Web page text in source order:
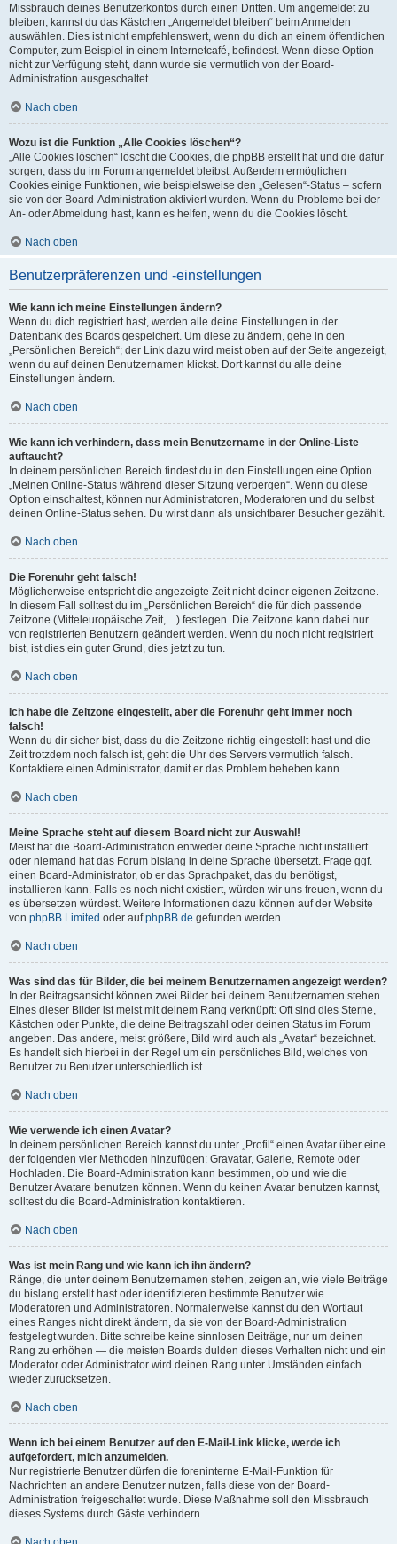
Missbrauch deines Benutzerkontos durch einen Dritten. Um angemeldet zu
bleiben, kannst du das Kästchen „Angemeldet bleiben“ beim Anmelden
auswählen. Dies ist nicht empfehlenswert, wenn du dich an einem öffentlichen
Computer, zum Beispiel in einem Internetcafé, befindest. Wenn diese Option
nicht zur Verfügung steht, dann wurde sie vermutlich von der Board-
Administration ausgeschaltet.
Nach oben
Wozu ist die Funktion „Alle Cookies löschen“?
„Alle Cookies löschen“ löscht die Cookies, die phpBB erstellt hat und die dafür
sorgen, dass du im Forum angemeldet bleibst. Außerdem ermöglichen
Cookies einige Funktionen, wie beispielsweise den „Gelesen“-Status – sofern
sie von der Board-Administration aktiviert wurden. Wenn du Probleme bei der
An- oder Abmeldung hast, kann es helfen, wenn du die Cookies löscht.
Nach oben
Benutzerpräferenzen und -einstellungen
Wie kann ich meine Einstellungen ändern?
Wenn du dich registriert hast, werden alle deine Einstellungen in der
Datenbank des Boards gespeichert. Um diese zu ändern, gehe in den
„Persönlichen Bereich“; der Link dazu wird meist oben auf der Seite angezeigt,
wenn du auf deinen Benutzernamen klickst. Dort kannst du alle deine
Einstellungen ändern.
Nach oben
Wie kann ich verhindern, dass mein Benutzername in der Online-Liste
auftaucht?
In deinem persönlichen Bereich findest du in den Einstellungen eine Option
„Meinen Online-Status während dieser Sitzung verbergen“. Wenn du diese
Option einschaltest, können nur Administratoren, Moderatoren und du selbst
deinen Online-Status sehen. Du wirst dann als unsichtbarer Besucher gezählt.
Nach oben
Die Forenuhr geht falsch!
Möglicherweise entspricht die angezeigte Zeit nicht deiner eigenen Zeitzone.
In diesem Fall solltest du im „Persönlichen Bereich“ die für dich passende
Zeitzone (Mitteleuropäische Zeit, ...) festlegen. Die Zeitzone kann dabei nur
von registrierten Benutzern geändert werden. Wenn du noch nicht registriert
bist, ist dies ein guter Grund, dies jetzt zu tun.
Nach oben
Ich habe die Zeitzone eingestellt, aber die Forenuhr geht immer noch
falsch!
Wenn du dir sicher bist, dass du die Zeitzone richtig eingestellt hast und die
Zeit trotzdem noch falsch ist, geht die Uhr des Servers vermutlich falsch.
Kontaktiere einen Administrator, damit er das Problem beheben kann.
Nach oben
Meine Sprache steht auf diesem Board nicht zur Auswahl!
Meist hat die Board-Administration entweder deine Sprache nicht installiert
oder niemand hat das Forum bislang in deine Sprache übersetzt. Frage ggf.
einen Board-Administrator, ob er das Sprachpaket, das du benötigst,
installieren kann. Falls es noch nicht existiert, würden wir uns freuen, wenn du
es übersetzen würdest. Weitere Informationen dazu können auf der Website
von phpBB Limited oder aufphpBB.de gefunden werden.
Nach oben
Was sind das für Bilder, die bei meinem Benutzernamen angezeigt werden?
In der Beitragsansicht können zwei Bilder bei deinem Benutzernamen stehen.
Eines dieser Bilder ist meist mit deinem Rang verknüpft: Oft sind dies Sterne,
Kästchen oder Punkte, die deine Beitragszahl oder deinen Status im Forum
angeben. Das andere, meist größere, Bild wird auch als „Avatar“ bezeichnet.
Es handelt sich hierbei in der Regel um ein persönliches Bild, welches von
Benutzer zu Benutzer unterschiedlich ist.
Nach oben
Wie verwende ich einen Avatar?
In deinem persönlichen Bereich kannst du unter „Profil“ einen Avatar über eine
der folgenden vier Methoden hinzufügen: Gravatar, Galerie, Remote oder
Hochladen. Die Board-Administration kann bestimmen, ob und wie die
Benutzer Avatare benutzen können. Wenn du keinen Avatar benutzen kannst,
solltest du die Board-Administration kontaktieren.
Nach oben
Was ist mein Rang und wie kann ich ihn ändern?
Ränge, die unter deinem Benutzernamen stehen, zeigen an, wie viele Beiträge
du bislang erstellt hast oder identifizieren bestimmte Benutzer wie
Moderatoren und Administratoren. Normalerweise kannst du den Wortlaut
eines Ranges nicht direkt ändern, da sie von der Board-Administration
festgelegt wurden. Bitte schreibe keine sinnlosen Beiträge, nur um deinen
Rang zu erhöhen — die meisten Boards dulden dieses Verhalten nicht und ein
Moderator oder Administrator wird deinen Rang unter Umständen einfach
wieder zurücksetzen.
Nach oben
Wenn ich bei einem Benutzer auf den E-Mail-Link klicke, werde ich
aufgefordert, mich anzumelden.
Nur registrierte Benutzer dürfen die foreninterne E-Mail-Funktion für
Nachrichten an andere Benutzer nutzen, falls diese von der Board-
Administration freigeschaltet wurde. Diese Maßnahme soll den Missbrauch
dieses Systems durch Gäste verhindern.